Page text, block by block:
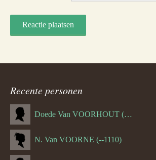
Recente personen
Doede Van VOORHOUT (Van FORNEHOLT) (--1101)
N. Van VOORNE (--1110)